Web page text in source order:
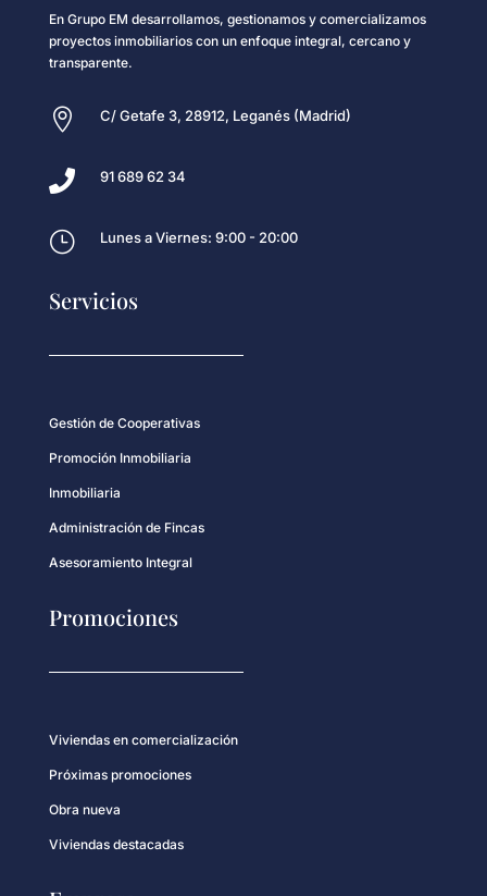
En Grupo EM desarrollamos, gestionamos y comercializamos
proyectos inmobiliarios con un enfoque integral, cercano y
transparente.
 C/ Getafe 3, 28912, Leganés (Madrid)
 91 689 62 34
} Lunes a Viernes: 9:00 - 20:00
Servicios
Gestión de Cooperativas
Promoción Inmobiliaria
Inmobiliaria
Administración de Fincas
Asesoramiento Integral
Promociones
Viviendas en comercialización
Próximas promociones
Obra nueva
Viviendas destacadas